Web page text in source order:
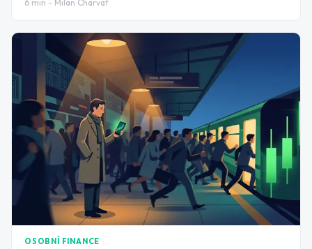
6 min - Milan Charvat
OSOBNÍ FINANCE